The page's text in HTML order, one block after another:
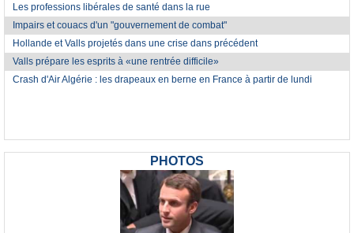
Les professions libérales de santé dans la rue
Impairs et couacs d'un "gouvernement de combat"
Hollande et Valls projetés dans une crise dans précédent
Valls prépare les esprits à «une rentrée difficile»
Crash d'Air Algérie : les drapeaux en berne en France à partir de lundi
PHOTOS